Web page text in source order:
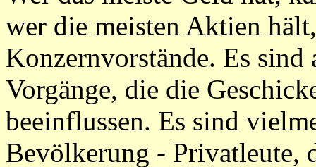
wer die meisten Aktien
Konzernvorstände. Es sind
Vorgänge, die die
beeinflussen. Es sind
Bevölkerung - Privatleute,